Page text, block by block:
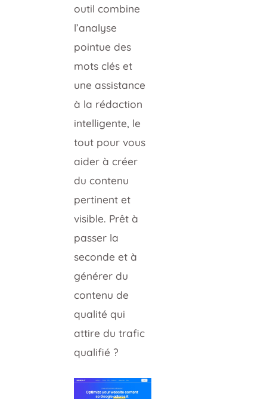
outil combine
l’analyse
pointue des
mots clés et
une assistance
à la rédaction
intelligente, le
tout pour vous
aider à créer
du contenu
pertinent et
visible. Prêt à
passer la
seconde et à
générer du
contenu de
qualité qui
attire du trafic
qualifié ?